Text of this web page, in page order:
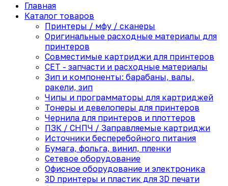
Главная
Каталог товаров
Принтеры / мфу / сканеры
Оригинальные расходные материалы для
принтеров
Совместимые картриджи для принтеров
CET - запчасти и расходные материалы
Зип и компоненты: барабаны, валы,
ракели, зип
Чипы и программаторы для картриджей
Тонеры и девелоперы для принтеров
Чернила для принтеров и плоттеров
ПЗК / СНПЧ / Заправляемые картриджи
Источники бесперебойного питания
Бумага, фольга, винил, пленки
Сетевое оборудование
Офисное оборудование и электроника
3D принтеры и пластик для 3D печати